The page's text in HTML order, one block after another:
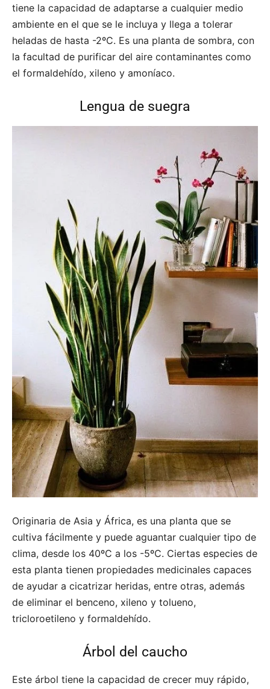
tiene la capacidad de adaptarse a cualquier medio
ambiente en el que se le incluya y llega a tolerar
heladas de hasta -2ºC. Es una planta de sombra, con
la facultad de purificar del aire contaminantes como
el formaldehído, xileno y amoníaco.
Lengua de suegra
Originaria de Asia y África, es una planta que se
cultiva fácilmente y puede aguantar cualquier tipo de
clima, desde los 40ºC a los -5ºC. Ciertas especies de
esta planta tienen propiedades medicinales capaces
de ayudar a cicatrizar heridas, entre otras, además
de eliminar el benceno, xileno y tolueno,
tricloroetileno y formaldehído.
Árbol del caucho
Este árbol tiene la capacidad de crecer muy rápido,